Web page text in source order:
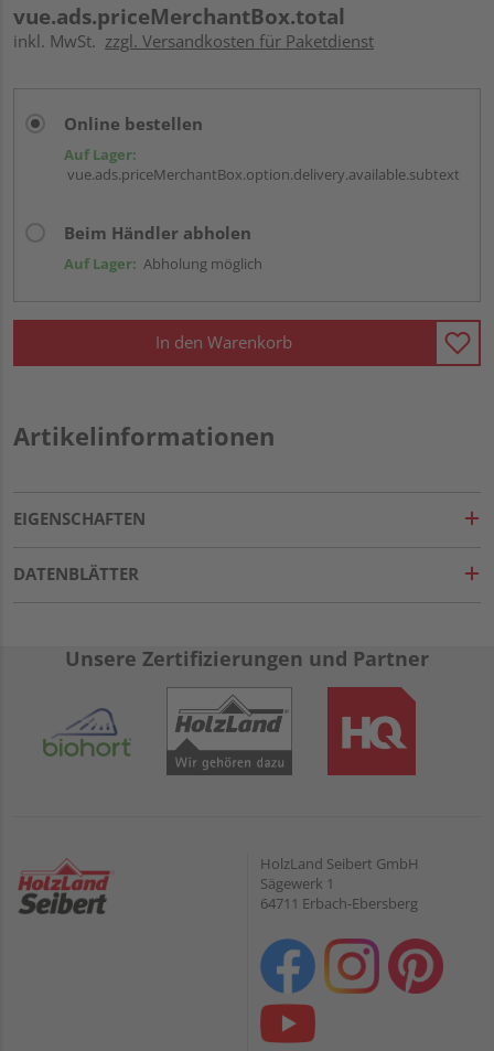
vue.ads.priceMerchantBox.total
inkl. MwSt. zzgl. Versandkosten für Paketdienst
Online bestellen
Auf Lager:
vue.ads.priceMerchantBox.option.delivery.available.subtext
Beim Händler abholen
Auf Lager: Abholung möglich
In den Warenkorb
Artikelinformationen
EIGENSCHAFTEN
DATENBLÄTTER
Unsere Zertifizierungen und Partner
HolzLand Seibert GmbH
Sägewerk 1
64711 Erbach-Ebersberg